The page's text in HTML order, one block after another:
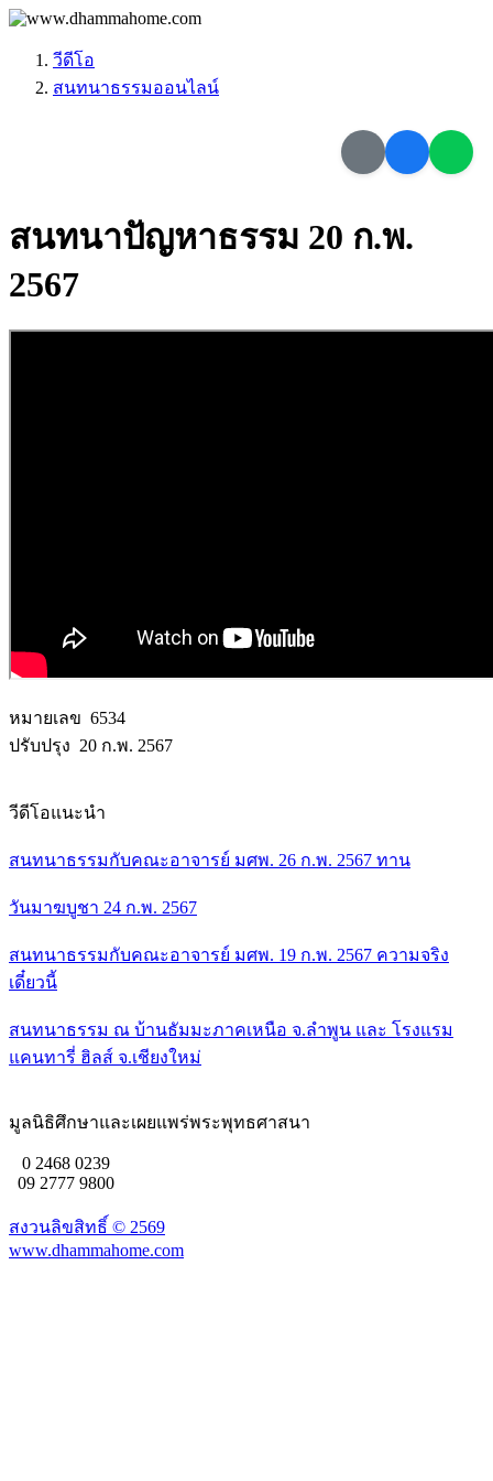
วีดีโอ
สนทนาธรรมออนไลน์
สนทนาปัญหาธรรม 20 ก.พ.
2567
หมายเลข 6534
ปรับปรุง 20 ก.พ. 2567
วีดีโอแนะนำ
สนทนาธรรมกับคณะอาจารย์ มศพ. 26 ก.พ. 2567 ทาน
วันมาฆบูชา 24 ก.พ. 2567
สนทนาธรรมกับคณะอาจารย์ มศพ. 19 ก.พ. 2567 ความจริง
เดี๋ยวนี้
สนทนาธรรม ณ บ้านธัมมะภาคเหนือ จ.ลำพูน และ โรงแรม
แคนทารี่ ฮิลส์ จ.เชียงใหม่
มูลนิธิศึกษาและเผยแพร่พระพุทธศาสนา
0 2468 0239
09 2777 9800
สงวนลิขสิทธิ์ © 2569
www.dhammahome.com